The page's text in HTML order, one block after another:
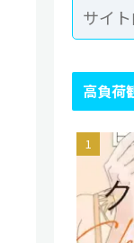
高負荷